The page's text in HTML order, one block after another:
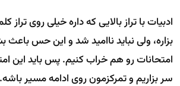
ادبیات با تراز بالایی که داره خیلی روی تراز
بزاره، ولی نباید ناامید شد و این حس باعث
امتحانات رو هم خراب کنیم. پس باید این
سر بزاریم و تمرکزمون روی ادامه مسیر باشه.